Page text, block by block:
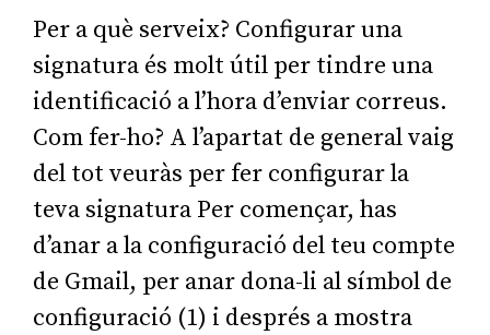
Per a què serveix? Configurar una
signatura és molt útil per tindre una
identificació a l’hora d’enviar correus.
Com fer-ho? A l’apartat de general vaig
del tot veuràs per fer configurar la
teva signatura Per començar, has
d’anar a la configuració del teu compte
de Gmail, per anar dona-li al símbol de
configuració (1) i després a mostra